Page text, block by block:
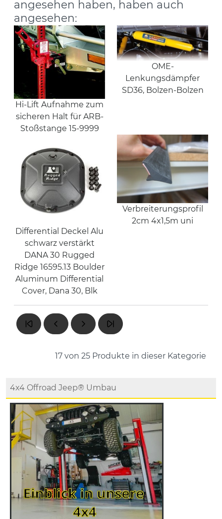
angesehen haben, haben auch
angesehen:
Hi-Lift Aufnahme zum
sicheren Halt für ARB-
Stoßstange 15-9999
OME-
Lenkungsdämpfer
SD36, Bolzen-Bolzen
Differential Deckel Alu
schwarz verstärkt
DANA 30 Rugged
Ridge 16595.13 Boulder
Aluminum Differential
Cover, Dana 30, Blk
Verbreiterungsprofil
2cm 4x1,5m uni
17 von 25 Produkte in dieser Kategorie
4x4 Offroad Jeep® Umbau